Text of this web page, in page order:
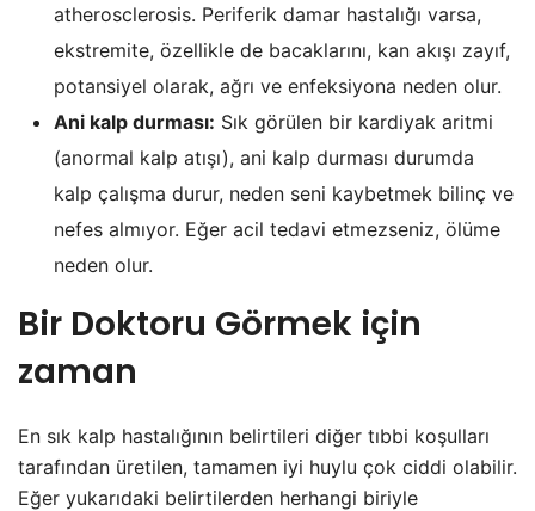
atherosclerosis. Periferik damar hastalığı varsa,
ekstremite, özellikle de bacaklarını, kan akışı zayıf,
potansiyel olarak, ağrı ve enfeksiyona neden olur.
Ani kalp durması: Sık görülen bir kardiyak aritmi
(anormal kalp atışı), ani kalp durması durumda
kalp çalışma durur, neden seni kaybetmek bilinç ve
nefes almıyor. Eğer acil tedavi etmezseniz, ölüme
neden olur.
Bir Doktoru Görmek için
zaman
En sık kalp hastalığının belirtileri diğer tıbbi koşulları
tarafından üretilen, tamamen iyi huylu çok ciddi olabilir.
Eğer yukarıdaki belirtilerden herhangi biriyle